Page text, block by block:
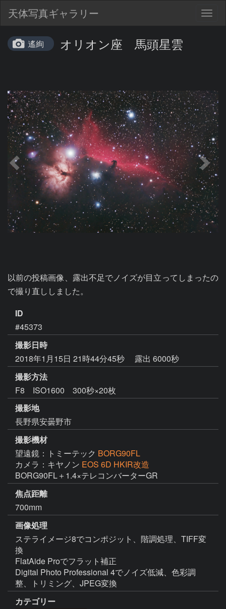
天体写真ギャラリー
遙絢 オリオン座 馬頭星雲
以前の投稿画像、露出不足でノイズが目立ってしまったの
で撮り直ししました。
ID
#45373
撮影日時
2018年1月15日 21時44分45秒
露出 6000秒
撮影方法
F8 ISO1600 300秒×20枚
撮影地
長野県安曇野市
撮影機材
望遠鏡：トミーテック BORG90FL
カメラ：キヤノン EOS 6D HKIR改造
BORG90FL＋1.4×テレコンバーターGR
焦点距離
700mm
画像処理
ステライメージ8でコンポジット、階調処理、TIFF変
換
FlatAide Proでフラット補正
Digital Photo Professional 4でノイズ低減、色彩調
整、トリミング、JPEG変換
カテゴリー